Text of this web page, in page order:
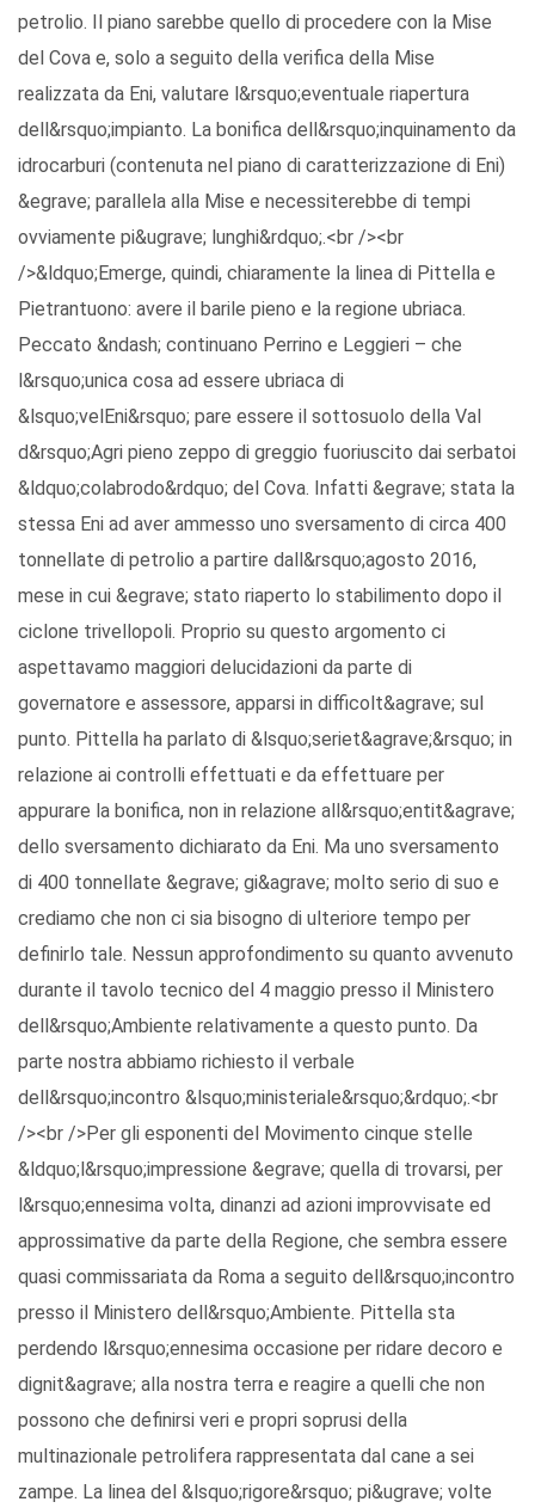
petrolio. Il piano sarebbe quello di procedere con la Mise
del Cova e, solo a seguito della verifica della Mise
realizzata da Eni, valutare l&rsquo;eventuale riapertura
dell&rsquo;impianto. La bonifica dell&rsquo;inquinamento da
idrocarburi (contenuta nel piano di caratterizzazione di Eni)
&egrave; parallela alla Mise e necessiterebbe di tempi
ovviamente pi&ugrave; lunghi&rdquo;.<br /><br
/>&ldquo;Emerge, quindi, chiaramente la linea di Pittella e
Pietrantuono: avere il barile pieno e la regione ubriaca.
Peccato &ndash; continuano Perrino e Leggieri – che
l&rsquo;unica cosa ad essere ubriaca di
&lsquo;velEni&rsquo; pare essere il sottosuolo della Val
d&rsquo;Agri pieno zeppo di greggio fuoriuscito dai serbatoi
&ldquo;colabrodo&rdquo; del Cova. Infatti &egrave; stata la
stessa Eni ad aver ammesso uno sversamento di circa 400
tonnellate di petrolio a partire dall&rsquo;agosto 2016,
mese in cui &egrave; stato riaperto lo stabilimento dopo il
ciclone trivellopoli. Proprio su questo argomento ci
aspettavamo maggiori delucidazioni da parte di
governatore e assessore, apparsi in difficolt&agrave; sul
punto. Pittella ha parlato di &lsquo;seriet&agrave;&rsquo; in
relazione ai controlli effettuati e da effettuare per
appurare la bonifica, non in relazione all&rsquo;entit&agrave;
dello sversamento dichiarato da Eni. Ma uno sversamento
di 400 tonnellate &egrave; gi&agrave; molto serio di suo e
crediamo che non ci sia bisogno di ulteriore tempo per
definirlo tale. Nessun approfondimento su quanto avvenuto
durante il tavolo tecnico del 4 maggio presso il Ministero
dell&rsquo;Ambiente relativamente a questo punto. Da
parte nostra abbiamo richiesto il verbale
dell&rsquo;incontro &lsquo;ministeriale&rsquo;&rdquo;.<br
/><br />Per gli esponenti del Movimento cinque stelle
&ldquo;l&rsquo;impressione &egrave; quella di trovarsi, per
l&rsquo;ennesima volta, dinanzi ad azioni improvvisate ed
approssimative da parte della Regione, che sembra essere
quasi commissariata da Roma a seguito dell&rsquo;incontro
presso il Ministero dell&rsquo;Ambiente. Pittella sta
perdendo l&rsquo;ennesima occasione per ridare decoro e
dignit&agrave; alla nostra terra e reagire a quelli che non
possono che definirsi veri e propri soprusi della
multinazionale petrolifera rappresentata dal cane a sei
zampe. La linea del &lsquo;rigore&rsquo; pi&ugrave; volte